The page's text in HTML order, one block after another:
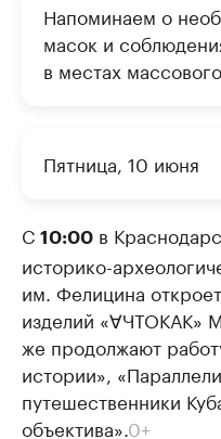
Напоминаем о
масок и
в местах
Пятница, 10 июня
С 10:00 в
историко-
им. Фелицина
изделий «∀ЧТОКАК»
же продолжают
истории»,
путешественники
объектива».0+